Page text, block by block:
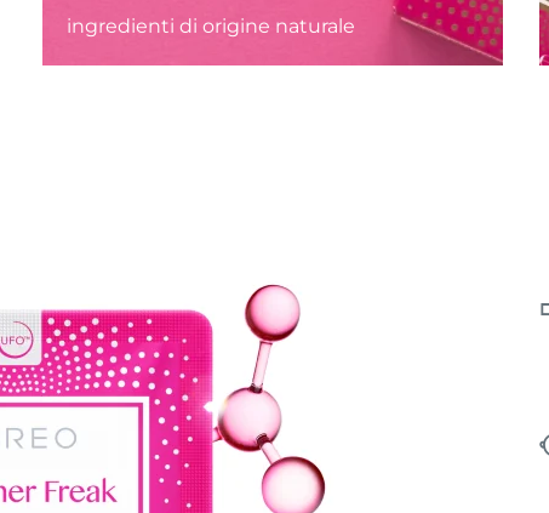
ingredienti di origine naturale